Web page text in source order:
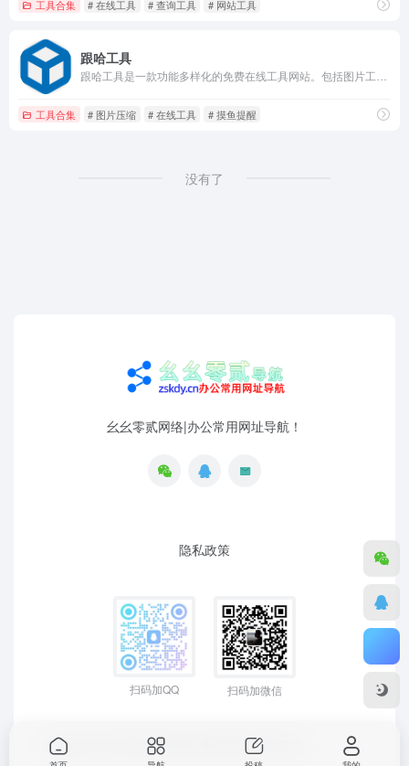
工具合集 # 在线工具 # 查询工具 # 网站工具
跟哈工具
工具合集 # 图片压缩 # 在线工具 # 摸鱼提醒
没有了
幺幺零贰网络|办公常用网址导航！
隐私政策
扫码加QQ 扫码加微信
Copyright © 2026 幺幺零贰导航 粤ICP备19129477号-1